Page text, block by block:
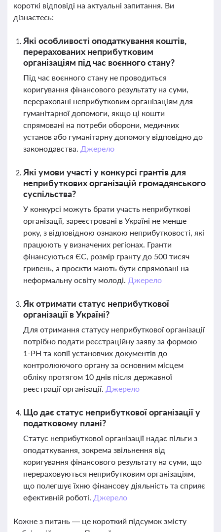
короткі відповіді на актуальні запитання. Ви
дізнаєтесь:
Які особливості оподаткування коштів,
перерахованих неприбутковим
організаціям під час воєнного стану?
Під час воєнного стану не проводиться
коригування фінансового результату на суми,
перераховані неприбутковим організаціям для
гуманітарної допомоги, якщо ці кошти
спрямовані на потреби оборони, медичних
установ або гуманітарну допомогу відповідно до
законодавства. Джерело
Які умови участі у конкурсі грантів для
неприбуткових організацій громадянського
суспільства?
У конкурсі можуть брати участь неприбуткові
організації, зареєстровані в Україні не менше
року, з відповідною ознакою неприбутковості, які
працюють у визначених регіонах. Гранти
фінансуються ЄС, розмір гранту до 500 тисяч
гривень, а проєкти мають бути спрямовані на
неформальну освіту молоді. Джерело
Як отримати статус неприбуткової
організації в Україні?
Для отримання статусу неприбуткової організації
потрібно подати реєстраційну заяву за формою
1-РН та копії установчих документів до
контролюючого органу за основним місцем
обліку протягом 10 днів після державної
реєстрації організації. Джерело
Що дає статус неприбуткової організації у
податковому плані?
Статус неприбуткової організації надає пільги з
оподаткування, зокрема звільнення від
коригування фінансового результату на суми, що
перераховуються неприбутковим організаціям,
що полегшує їхню фінансову діяльність та сприяє
ефективній роботі. Джерело
Кожне з питань — це короткий підсумок змісту